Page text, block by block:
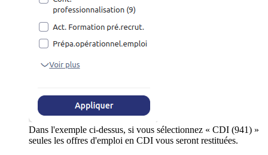
Dans l'exemple ci-dessus, si vous sélectionnez « CDI (941) »
seules les offres d'emploi en CDI vous seront restituées.